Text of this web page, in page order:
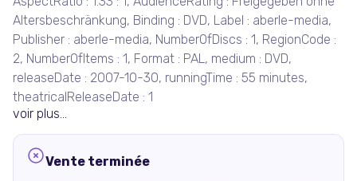
Altersbeschränkung, Binding : DVD, Label : aberle-media,
Publisher : aberle-media, NumberOfDiscs : 1, RegionCode :
2, NumberOfItems : 1, Format : PAL, medium : DVD,
releaseDate : 2007-10-30, runningTime : 55 minutes,
theatricalReleaseDate : 1
voir plus...
Vente terminée